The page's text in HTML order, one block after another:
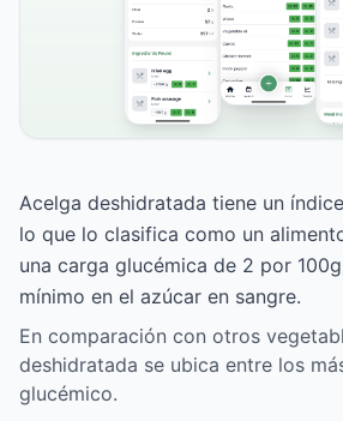
Acelga deshidratada tiene un
lo que lo clasifica como un
una carga glucémica de 2 por
mínimo en el azúcar en sangre.
En comparación con otros
deshidratada se ubica entre los
glucémico.